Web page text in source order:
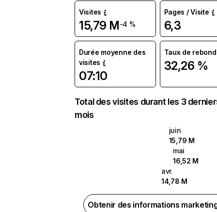
Visites
15,79 M-4 %
Pages / Visite
6,3
Durée moyenne des
visites
07:10
Taux de rebond
32,26 %
Total des visites durant les 3
mois
juin
15,79 M
mai
16,52 M
avr.
14,78 M
Obtenir des informations